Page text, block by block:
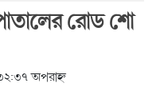
রোড শো
অপরাহ্ন